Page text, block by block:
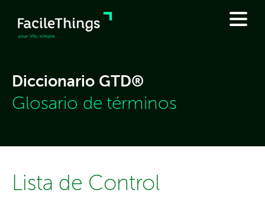
Diccionario GTD®
Glosario de términos
Lista de Control